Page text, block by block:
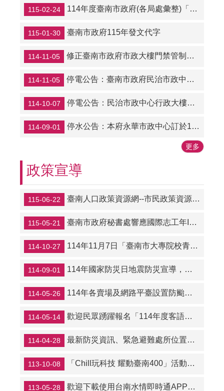
115-02-24 114年度臺南市政府(各局處彙整)「公務小客車及客貨兩用車」之車輛配置與實際使用情形調查表
115-01-30 臺南市政府115年發文代字
114-11-05 修正臺南市政府市政大樓門禁管制要點
114-11-05 停電公告：臺南市政府民治市政中心進行高低壓設備下半年歲修檢驗維護，114年12月14日（星期日）上午8時至下午5時停電，請妥為因應。
114-10-07 停電公告：民治市政中心行政大樓訂於114年10月12日星期日上午8時至下午5時停電維修高壓電力VCB設備。
114-09-01 停水公告：本府永華市政中心訂於114年9月6日(星期六)上午8時至下午6時，進行水塔清洗消毒作業，屆時將停止供水。
更多
政策宣導
115-06-22 臺南人口政策資源網--市民政策資源一站查
115-05-21 臺南市政府秘書處響應國際志工年IVY 2026
114-10-27 114年11月7日「臺南市大專院校青年策略聯盟公民論壇」，歡迎踴躍報名參與
114-09-01 114年國家防災日地震防災宣導，參加線上活動拿大獎！
114-05-26 114年各賣場及網路平臺設置防颱暨防災專區實施計畫宣導
114-05-14 歡迎民眾踴躍報名「114年度客語能力認證」
114-04-28 最新防災資訊、緊急避難處所位置即時掌控，立即上網搜尋「消防防災e點通」
113-10-08 「Chill玩科技 耀動臺南400」活動，於113年10月12日至13日假新光三越小西門廣場辦理，歡迎參與
113-05-28 歡迎下載使用台南水情即時通APP～隨時掌握最新水情資訊。